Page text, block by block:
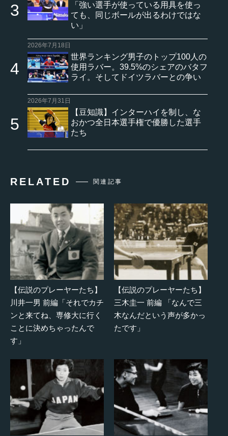
「強い選手が使っている用具を使っ
ても、同じボールが出るわけではな
い」
2026年7月18日
世界ランキング男子のトップ100人の
使用ラバー。39.5%のシェアのバタフ
ライ。そしてドイツラバーとの争い
2026年7月31日
【豆知識】インターハイを制し、な
おかつ全日本選手権で優勝した選手
たち
RELATED 関連記事
【伝説のプレーヤーたち】
川井一男 前編「それでカチ
ンと来てね、専修大に行く
ことに決めちゃったんで
す」
【伝説のプレーヤーたち】
三木圭一 前編 「なんで三
木なんだという声が多かっ
たです」